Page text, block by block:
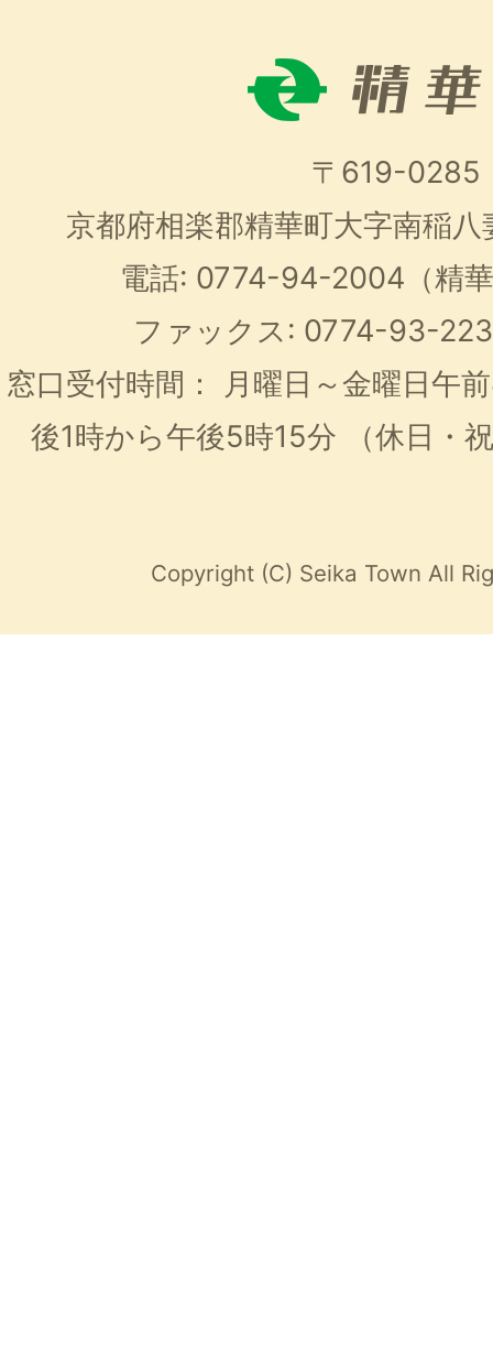
〒619-0285
京都府相楽郡精華町大字南稲
電話: 0774-94-2004（精
ファックス: 0774-93-
窓口受付時間：
月曜日～金曜日午
後1時から午後5時15分
（休日・
Copyright (C) Seika Town All